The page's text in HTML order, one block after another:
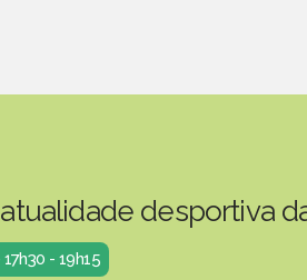
desportiva
- 19h15